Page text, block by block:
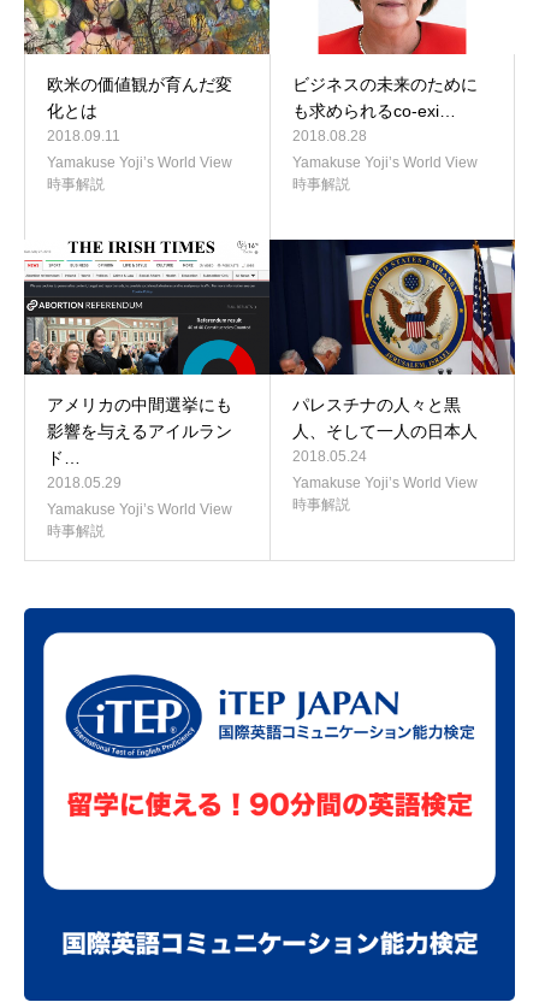
欧米の価値観が育んだ変
化とは
2018.09.11
Yamakuse Yoji’s World View
時事解説
ビジネスの未来のために
も求められるco-exi…
2018.08.28
Yamakuse Yoji’s World View
時事解説
アメリカの中間選挙にも
影響を与えるアイルラン
ド…
2018.05.29
Yamakuse Yoji’s World View
時事解説
パレスチナの人々と黒
人、そして一人の日本人
2018.05.24
Yamakuse Yoji’s World View
時事解説